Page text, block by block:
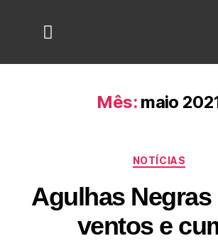
Mês: maio
NOTÍCIAS
Agulhas Negras
ventos e